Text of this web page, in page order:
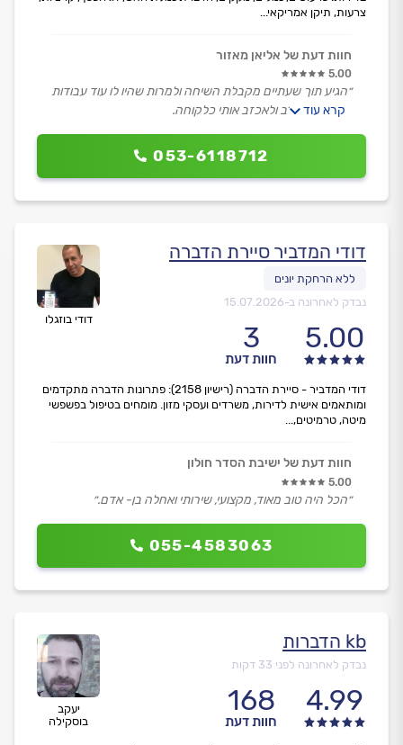
053-6118712
צרעות, תיקן אמריקאי...
חוות דעת של אליאן מאזור
5.00
״הגיע תוך שעתיים מקבלת השיחה ולמרות שהיו לו עוד עבודות
התקשה לסרב ולאכזב אותי כלקוחה.
קרא עוד
דודי בוזגלו
דודי המדביר סיירת הדברה
נבדק לאחרונה ב-15.07.2026
5.00
3
חוות דעת
055-4583063
דודי המדביר - סיירת הדברה (רישיון 2158): פתרונות הדברה מתקדמים
ומותאמים אישית לדירות, משרדים ועסקי מזון. מומחים בטיפול בפשפשי
מיטה, טרמיטים,...
חוות דעת של ישיבת הסדר חולון
5.00
״הכל היה טוב מאוד, מקצועי, שירותי ואחלה בן- אדם.״
יעקב
בוסקילה
kb הדברות
נבדק לאחרונה לפני 33 דקות
4.99
168
חוות דעת